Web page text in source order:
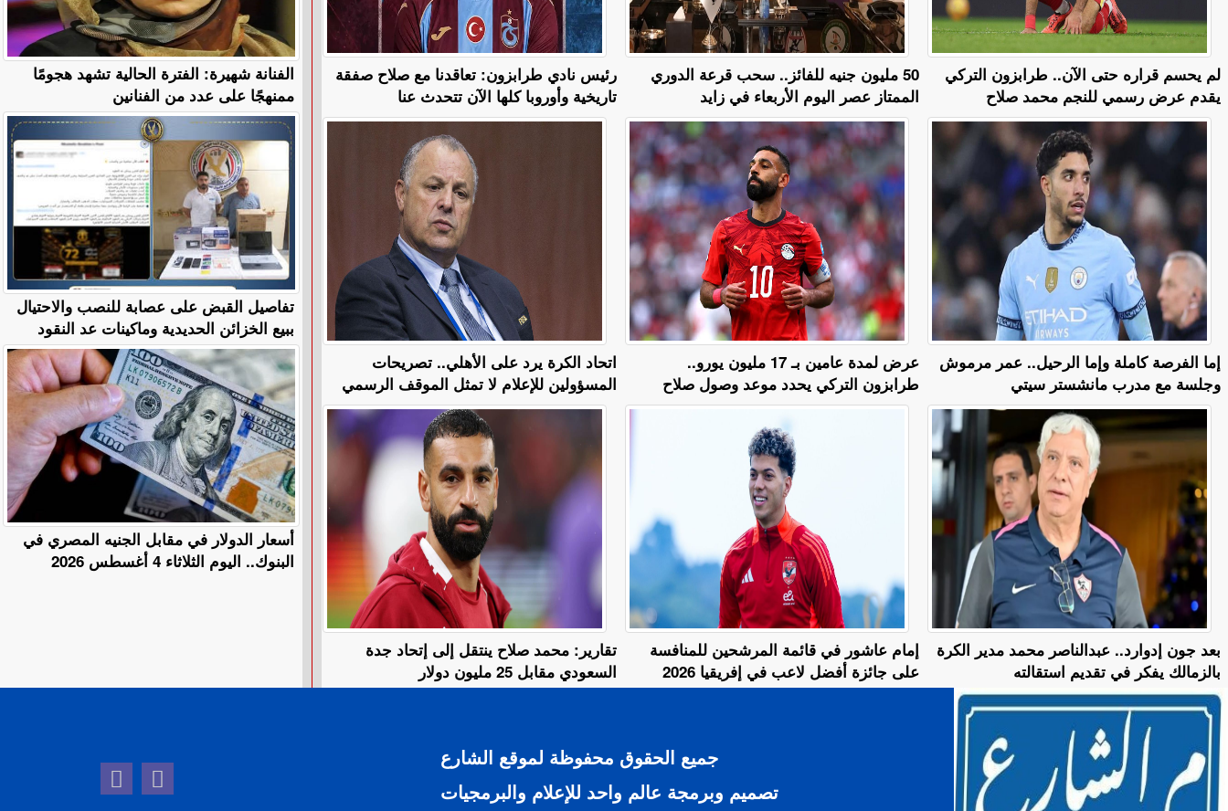
رئيس نادي طرابزون: تعاقدنا مع صلاح صفقة
تاريخية وأوروبا كلها الآن تتحدث عنا
50 مليون جنيه للفائز.. سحب قرعة الدوري
الممتاز عصر اليوم الأربعاء في زايد
لم يحسم قراره حتى الآن.. طرابزون التركي
يقدم عرض رسمي للنجم محمد صلاح
اتحاد الكرة يرد على الأهلي.. تصريحات
المسؤولين للإعلام لا تمثل الموقف الرسمي
عرض لمدة عامين بـ 17 مليون يورو..
طرابزون التركي يحدد موعد وصول صلاح
إما الفرصة كاملة وإما الرحيل.. عمر مرموش
وجلسة مع مدرب مانشستر سيتي
تقارير: محمد صلاح ينتقل إلى إتحاد جدة
السعودي مقابل 25 مليون دولار
إمام عاشور في قائمة المرشحين للمنافسة
على جائزة أفضل لاعب في إفريقيا 2026
بعد جون إدوارد.. عبدالناصر محمد مدير الكرة
بالزمالك يفكر في تقديم استقالته
الفنانة شهيرة: الفترة الحالية تشهد هجومًا
ممنهجًا على عدد من الفنانين
تفاصيل القبض على عصابة للنصب والاحتيال
ببيع الخزائن الحديدية وماكينات عد النقود
أسعار الدولار في مقابل الجنيه المصري في
البنوك.. اليوم الثلاثاء 4 أغسطس 2026
جميع الحقوق محفوظة لموقع الشارع
تصميم وبرمجة عالم واحد للإعلام والبرمجيات